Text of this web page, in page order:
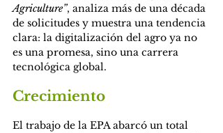
Agriculture”, analiza más de una década
de solicitudes y muestra una tendencia
clara: la digitalización del agro ya no
es una promesa, sino una carrera
tecnológica global.
Crecimiento
El trabajo de la EPA abarcó un total